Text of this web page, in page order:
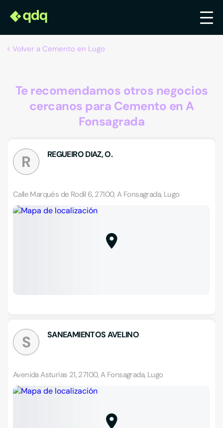
Volver a Cemento en Lugo
Te recomendamos otros negocios
cercanos para Cemento en A
Fonsagrada
R REGUEIRO DIAZ, O.
Calle Marqués de Rodil 6, 27100, A Fonsagrada, Lugo
S SANEAMIENTOS AVELINO
Avenida Asturias 21, 27100, A Fonsagrada, Lugo